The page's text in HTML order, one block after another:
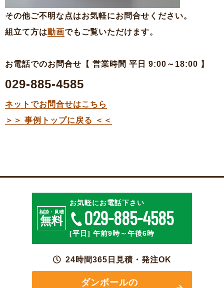
その他ご不明な点はお気軽にお問合せください。
組立て方は動画でもご覧いただけます。
お電話でのお問合せ【 営業時間 平日 9:00～18:00 】
029-885-4585
ネットでお問合せはこちら
＞＞ 事例トップに戻る ＜＜
相談・見積
無料
お気軽にお電話下さい
029-885-4585
[平日] 午前9時～午後6時
24時間365日見積・発注OK
ダンボールの